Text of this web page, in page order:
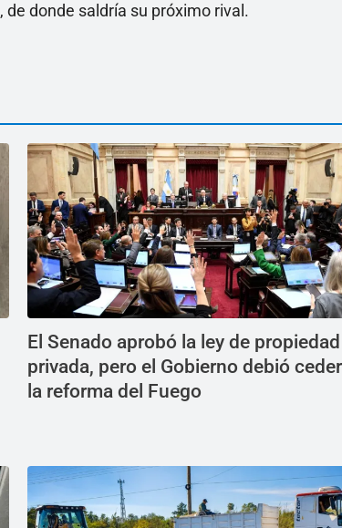
, de donde saldría su próximo rival.
El Senado aprobó la ley de propiedad
privada, pero el Gobierno debió
la reforma del Fuego